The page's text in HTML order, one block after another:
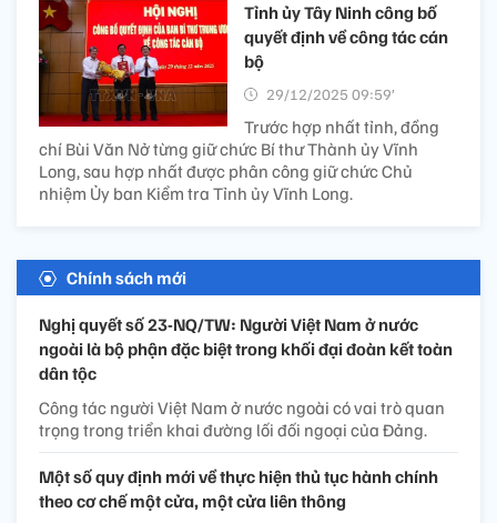
Tỉnh ủy Tây Ninh công bố
quyết định về công tác cán
bộ
29/12/2025 09:59’
Trước hợp nhất tỉnh, đồng
chí Bùi Văn Nở từng giữ chức Bí thư Thành ủy Vĩnh
Long, sau hợp nhất được phân công giữ chức Chủ
nhiệm Ủy ban Kiểm tra Tỉnh ủy Vĩnh Long.
Chính sách mới
Nghị quyết số 23-NQ/TW: Người Việt Nam ở nước
ngoài là bộ phận đặc biệt trong khối đại đoàn kết toàn
dân tộc
Công tác người Việt Nam ở nước ngoài có vai trò quan
trọng trong triển khai đường lối đối ngoại của Đảng.
Một số quy định mới về thực hiện thủ tục hành chính
theo cơ chế một cửa, một cửa liên thông